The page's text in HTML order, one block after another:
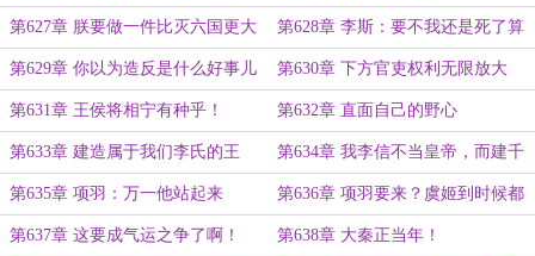
第627章 朕要做一件比灭六国更大
的事情！
第628章 李斯：要不我还是死了算
了！
第629章 你以为造反是什么好事儿
啊！
第630章 下方官吏权利无限放大
第631章 王侯将相宁有种乎！ 第632章 直面自己的野心
第633章 建造属于我们李氏的王
朝！
第634章 我李信不当皇帝，而建千
年世家也！
第635章 项羽：万一他站起来
蹬……
第636章 项羽要来？虞姬到时候都
怀孕了！
第637章 这要成气运之争了啊！ 第638章 大秦正当年！